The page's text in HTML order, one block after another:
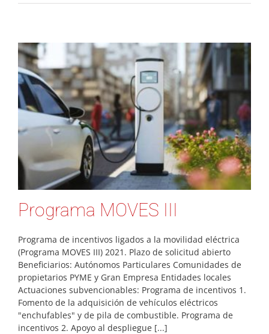
Programa MOVES III
Programa de incentivos ligados a la movilidad eléctrica
(Programa MOVES III) 2021. Plazo de solicitud abierto
Beneficiarios: Autónomos Particulares Comunidades de
propietarios PYME y Gran Empresa Entidades locales
Actuaciones subvencionables: Programa de incentivos 1.
Fomento de la adquisición de vehículos eléctricos
"enchufables" y de pila de combustible. Programa de
incentivos 2. Apoyo al despliegue [...]